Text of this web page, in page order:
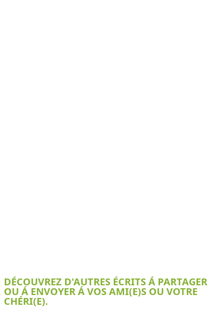
DÉCOUVREZ D'AUTRES ÉCRITS Á PARTAGER
OU Á ENVOYER Á VOS AMI(E)S OU VOTRE
CHÉRI(E).